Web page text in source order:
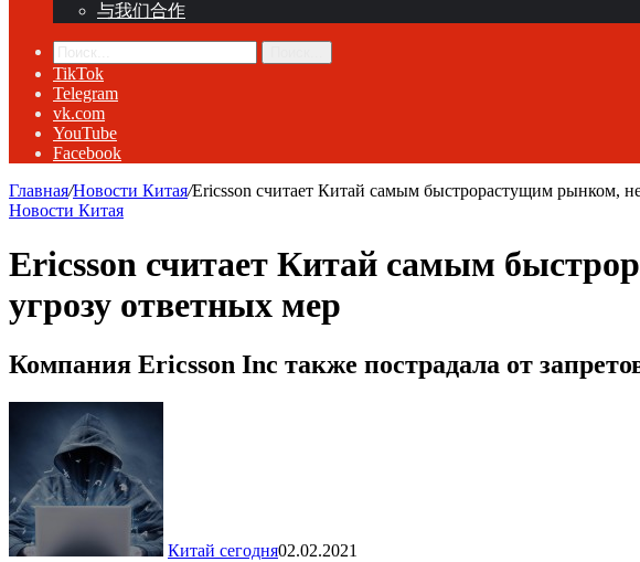
与我们合作
TikTok
Telegram
vk.com
YouTube
Facebook
Главная/Новости Китая/Ericsson считает Китай самым быстрорастущим рынком,
Новости Китая
Ericsson считает Китай самым
угрозу ответных мер
Компания Ericsson Inc также пострадала от
Китай сегодня02.02.2021